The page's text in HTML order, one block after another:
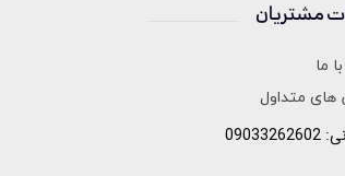
مشتریان
ما
متداول